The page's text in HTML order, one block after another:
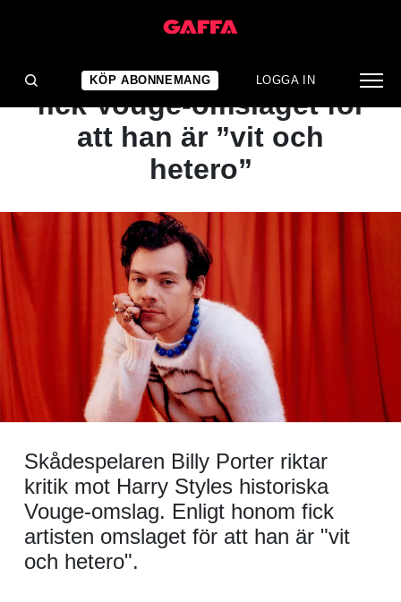
KÖP ABONNEMANG LOGGA IN
NYHET
Billy Porter: Harry Styles
fick Vouge-omslaget för
att han är ”vit och
hetero”
Skådespelaren Billy Porter riktar
kritik mot Harry Styles historiska
Vouge-omslag. Enligt honom fick
artisten omslaget för att han är "vit
och hetero".